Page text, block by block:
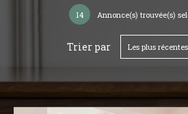
14 Annonce(s) trouvée(s)
Trier par Les plus récentes